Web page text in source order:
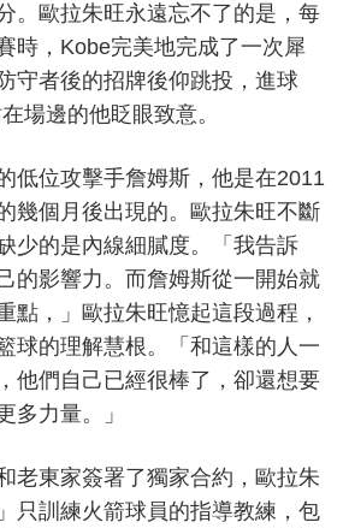
。歐拉朱旺永遠忘不了的是，每
時，Kobe完美地完成了一次犀
守者後的招牌後仰跳投，進球
場邊的他眨眼致意。
低位攻擊手詹姆斯，他是在2011
幾個月後出現的。歐拉朱旺不斷
少的是內線細膩度。「我告訴
的影響力。而詹姆斯從一開始就
點，」歐拉朱旺憶起這段過程，
球的理解慧根。「和這樣的人一
他們自己已經很棒了，卻還想要
多力量。」
老東家簽署了獨家合約，歐拉朱
只訓練火箭球員的指導教練，包